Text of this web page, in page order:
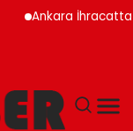
Ankara İhracatta